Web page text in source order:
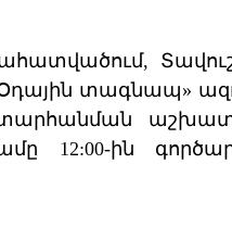
տագնապ»
12:00-ին